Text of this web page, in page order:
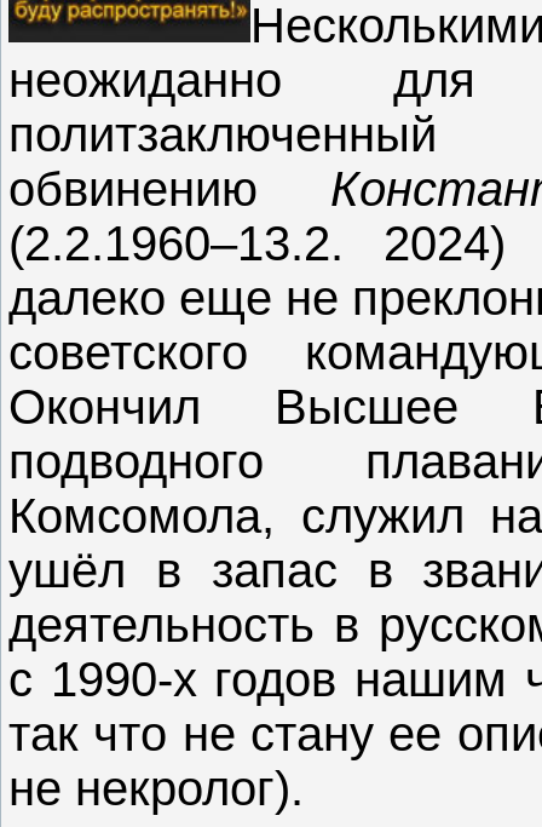
неожиданно
обвинению
(2.2.1960‒13.2.
далеко еще не
советского
Окончил Высшее
подводного
Комсомола, служил
ушёл в запас в
деятельность в
с 1990-х годов нашим
так что не стану ее
не некролог).